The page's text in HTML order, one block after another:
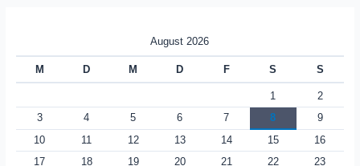
August 2026
M D M D F S S
1
2
3
4 5 6 7 8
9
10
11 12 13 14 15
16
17
18 19 20 21 22
23